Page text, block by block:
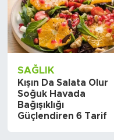
SAĞLIK
Kışın Da Salata Olur
Soğuk Havada
Bağışıklığı
Güçlendiren 6 Tarif